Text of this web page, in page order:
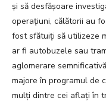
și să desfășoare
operațiuni, călătorii au
fost sfătuiți să utilizeze
ar fi autobuzele sau
aglomerare
majore în programul de
mulți dintre cei aflați în